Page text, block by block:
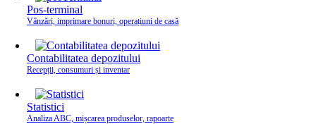
Pos-terminal
Vânzări, imprimare bonuri, operațiuni de casă
Contabilitatea depozitului
Recepții, consumuri și inventar
Statistici
Analiza ABC, mișcarea produselor, rapoarte